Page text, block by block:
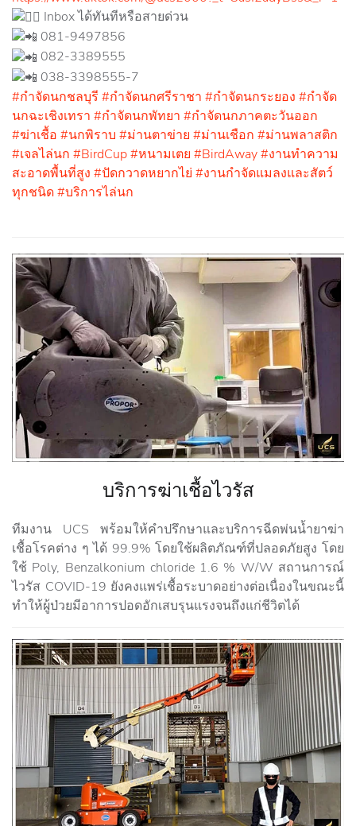
Inbox ได้ทันทีหรือสายด่วน
081-9497856
082-3389555
038-3398555-7
#กำจัดนกชลบุรี #กำจัดนกศรีราชา #กำจัดนกระยอง #กำจัด
นกฉะเชิงเทรา #กำจัดนกพัทยา #กำจัดนกภาคตะวันออก
#ฆ่าเชื้อ #นกพิราบ #ม่านตาข่าย #ม่านเชือก #ม่านพลาสติก
#เจลไล่นก #BirdCup#หนามเตย #BirdAway#งานทำความ
สะอาดพื้นที่สูง #ปัดกวาดหยากไย่ #งานกำจัดแมลงและสัตว์
ทุกชนิด#บริการไล่นก
บริการฆ่าเชื้อไวรัส
ทีมงาน UCS พร้อมให้คำปรึกษาและบริการฉีดพ่นน้ำยาฆ่า
เชื้อโรคต่าง ๆ ได้ 99.9% โดยใช้ผลิตภัณฑ์ที่ปลอดภัยสูง โดย
ใช้ Poly, Benzalkonium chloride 1.6 % W/W สถานการณ์
ไวรัส COVID-19 ยังคงแพร่เชื้อระบาดอย่างต่อเนื่องในขณะนี้
ทำให้ผู้ป่วยมีอาการปอดอักเสบรุนแรงจนถึงแก่ชีวิตได้